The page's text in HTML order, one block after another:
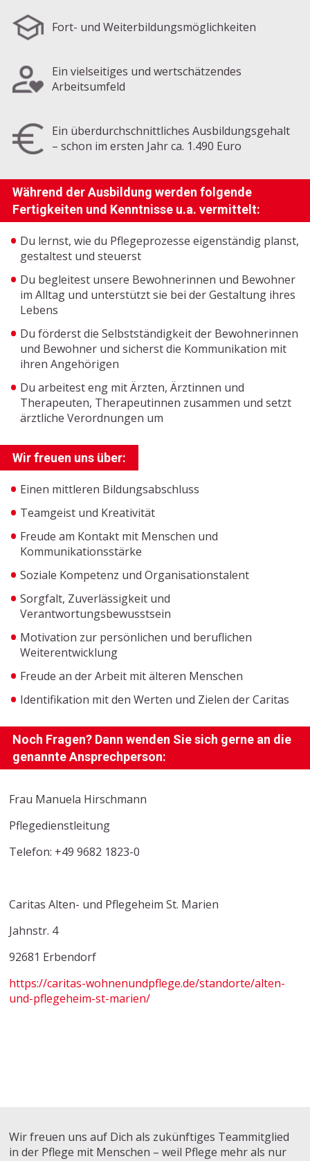
Fort- und Weiterbildungsmöglichkeiten
Ein vielseitiges und wertschätzendes
Arbeitsumfeld
Ein überdurchschnittliches Ausbildungsgehalt
– schon im ersten Jahr ca. 1.490 Euro
Während der Ausbildung werden folgende
Fertigkeiten und Kenntnisse u.a. vermittelt:
Du lernst, wie du Pflegeprozesse eigenständig planst,
gestaltest und steuerst
Du begleitest unsere Bewohnerinnen und Bewohner
im Alltag und unterstützt sie bei der Gestaltung ihres
Lebens
Du förderst die Selbstständigkeit der Bewohnerinnen
und Bewohner und sicherst die Kommunikation mit
ihren Angehörigen
Du arbeitest eng mit Ärzten, Ärztinnen und
Therapeuten, Therapeutinnen zusammen und setzt
ärztliche Verordnungen um
Wir freuen uns über:
Einen mittleren Bildungsabschluss
Teamgeist und Kreativität
Freude am Kontakt mit Menschen und
Kommunikationsstärke
Soziale Kompetenz und Organisationstalent
Sorgfalt, Zuverlässigkeit und
Verantwortungsbewusstsein
Motivation zur persönlichen und beruflichen
Weiterentwicklung
Freude an der Arbeit mit älteren Menschen
Identifikation mit den Werten und Zielen der Caritas
Noch Fragen? Dann wenden Sie sich gerne an die
genannte Ansprechperson:
Frau Manuela Hirschmann
Pflegedienstleitung
Telefon: +49 9682 1823-0
Caritas Alten- und Pflegeheim St. Marien
Jahnstr. 4
92681 Erbendorf
https://caritas-wohnenundpflege.de/standorte/alten-
und-pflegeheim-st-marien/
Wir freuen uns auf Dich als zukünftiges Teammitglied
in der Pflege mit Menschen – weil Pflege mehr als nur